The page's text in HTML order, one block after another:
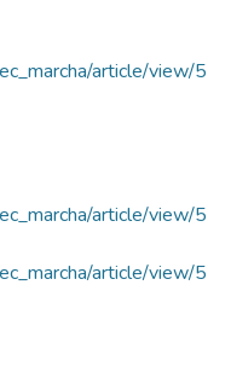
article/view/5
article/view/5
article/view/5